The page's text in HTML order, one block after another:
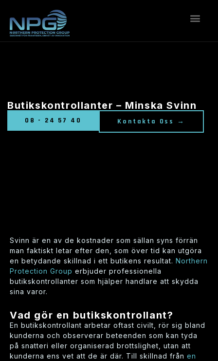
Butikskontrollanter – Minska Svinn
08 - 24 57 40 Kontakta Oss →
Svinn är en av de kostnader som sällan syns förrän
man faktiskt letar efter den, som över tid kan utgöra
en betydande skillnad i ett butikens resultat. Northern
Protection Group erbjuder professionella
butikskontrollanter som hjälper handlare att skydda
sina varor.
Vad gör en butikskontrollant?
En butikskontrollant arbetar oftast civilt, rör sig bland
kunderna och observerar beteenden som kan tyda
på snatteri eller organiserad brottslighet, utan att
kunderna ens vet att de är där. Till skillnad från en